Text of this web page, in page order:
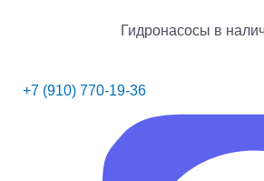
Гидронасосы в
+7 (910) 770-19-36